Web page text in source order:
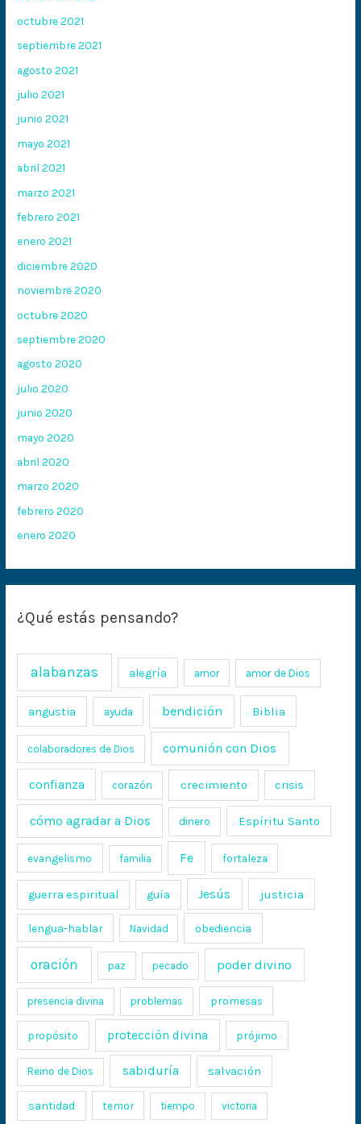
octubre 2021
septiembre 2021
agosto 2021
julio 2021
junio 2021
mayo 2021
abril 2021
marzo 2021
febrero 2021
enero 2021
diciembre 2020
noviembre 2020
octubre 2020
septiembre 2020
agosto 2020
julio 2020
junio 2020
mayo 2020
abril 2020
marzo 2020
febrero 2020
enero 2020
¿Qué estás pensando?
alabanzas alegría amor amor de Dios
angustia ayuda bendición Biblia
colaboradores de Dios comunión con Dios
confianza corazón crecimiento crisis
cómo agradar a Dios dinero Espíritu Santo
evangelismo familia Fe fortaleza
guerra espiritual guía Jesús justicia
lengua-hablar Navidad obediencia
oración paz pecado poder divino
presencia divina problemas promesas
propósito protección divina prójimo
Reino de Dios sabiduría salvación
santidad temor tiempo victoria